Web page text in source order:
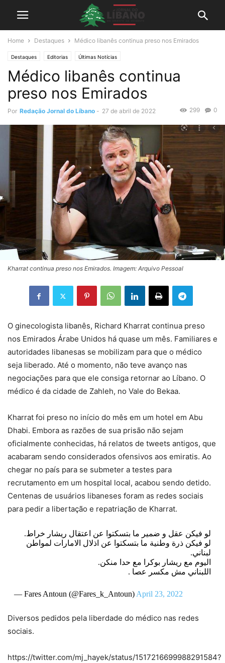
Home Destaques Médico libanês continua preso nos Emirados
Destaques Editorias Últimas Notícias
Médico libanês continua
preso nos Emirados
Por Redação Jornal do Líbano - 27 de abril de 2022 0
299
Kharrat continua preso nos Emirados. Imagem: Arquivo Pessoal
O ginecologista libanês, Richard Kharrat continua preso
nos Emirados Árabe Unidos há quase um mês. Familiares e
autoridades libanesas se mobilizam para que o médico
seja liberado. Até o momento, não teve avanço nas
negociações para que ele consiga retornar ao Líbano. O
médico é da cidade de Zahleh, no Vale do Bekaa.
Kharrat foi preso no início do mês em um hotel em Abu
Dhabi. Embora as razões de sua prisão não sejam
oficialmente conhecidas, há relatos de tweets antigos, que
acabaram sendo considerados ofensivos aos emiratis. Ao
chegar no país para se submeter a testes para
recrutamento em um hospital local, acabou sendo detido.
Centenas de usuários libaneses foram as redes sociais
para pedir a libertação e repatriação de Kharrat.
لو فيكن عقل و ضمير ما بتسكتوا عن اعتقال ريشار خراط.
لو فيكن ذرة وطنية ما بتسكتوا عن اذلال الامارات لمواطن
لبناني.
اليوم مع ريشار بوكرا مع حدا منكن.
اللبناني مش مكسر عصا .
— Fares Antoun (@Fares_k_Antoun) April 23, 2022
Diversos pedidos pela liberdade do médico nas redes
sociais.
https://twitter.com/mj_hayek/status/1517216699988291584?